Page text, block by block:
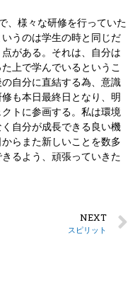
、様々な研修を行っていた
うのは学生の時と同じだ
がある。それは、自分は
上で学んでいるというこ
自分に直結する為、意識
も本日最終日となり、明
トに参画する。私は環境
自分が成長できる良い機
らまた新しいことを数多
るよう、頑張っていきた
NEXT
スピリット